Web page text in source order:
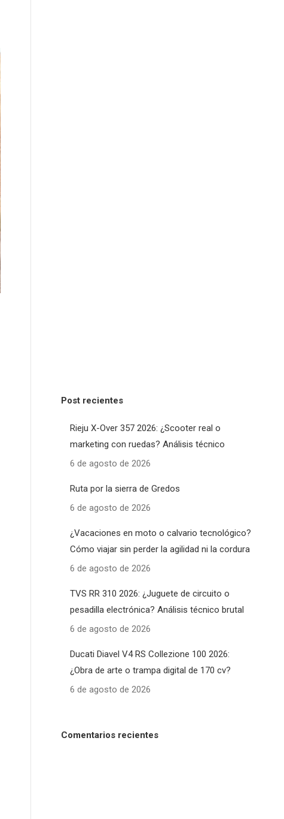
Post recientes
Rieju X-Over 357 2026: ¿Scooter real o
marketing con ruedas? Análisis técnico
6 de agosto de 2026
Ruta por la sierra de Gredos
6 de agosto de 2026
¿Vacaciones en moto o calvario tecnológico?
Cómo viajar sin perder la agilidad ni la cordura
6 de agosto de 2026
TVS RR 310 2026: ¿Juguete de circuito o
pesadilla electrónica? Análisis técnico brutal
6 de agosto de 2026
Ducati Diavel V4 RS Collezione 100 2026:
¿Obra de arte o trampa digital de 170 cv?
6 de agosto de 2026
Comentarios recientes